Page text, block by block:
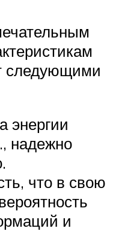
следующими
энергии
надежно
что в свою
и